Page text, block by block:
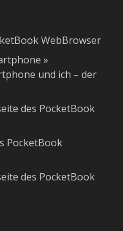
WebBrowser
»
und ich – der
des PocketBook
PocketBook
des PocketBook